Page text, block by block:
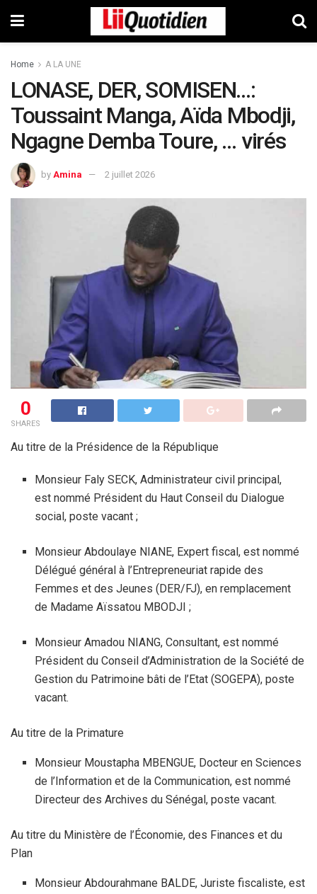
Home A LA UNE
LONASE, DER, SOMISEN…:
Toussaint Manga, Aïda Mbodji,
Ngagne Demba Toure, … virés
by Amina 2 juillet 2026
0
SHARES
Au titre de la Présidence de la République
Monsieur Faly SECK, Administrateur civil principal,
est nommé Président du Haut Conseil du Dialogue
social, poste vacant ;
Monsieur Abdoulaye NIANE, Expert fiscal, est nommé
Délégué général à l’Entrepreneuriat rapide des
Femmes et des Jeunes (DER/FJ), en remplacement
de Madame Aïssatou MBODJI ;
Monsieur Amadou NIANG, Consultant, est nommé
Président du Conseil d’Administration de la Société de
Gestion du Patrimoine bâti de l’Etat (SOGEPA), poste
vacant.
Au titre de la Primature
Monsieur Moustapha MBENGUE, Docteur en Sciences
de l’Information et de la Communication, est nommé
Directeur des Archives du Sénégal, poste vacant.
Au titre du Ministère de l’Économie, des Finances et du
Plan
Monsieur Abdourahmane BALDE, Juriste fiscaliste, est